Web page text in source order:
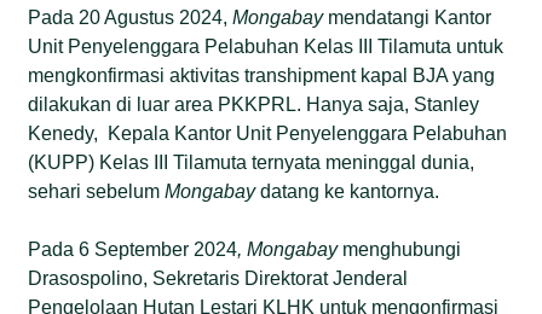
Pada 20 Agustus 2024,Mongabaymendatangi Kantor
Unit Penyelenggara Pelabuhan Kelas III Tilamuta untuk
mengkonfirmasi aktivitas transhipment kapal BJA yang
dilakukan di luar area PKKPRL. Hanya saja, Stanley
Kenedy, Kepala Kantor Unit Penyelenggara Pelabuhan
(KUPP) Kelas III Tilamuta ternyata meninggal dunia,
sehari sebelumMongabaydatang ke kantornya.
Pada 6 September 2024, Mongabaymenghubungi
Drasospolino, Sekretaris Direktorat Jenderal
Pengelolaan Hutan Lestari KLHK untuk mengonfirmasi